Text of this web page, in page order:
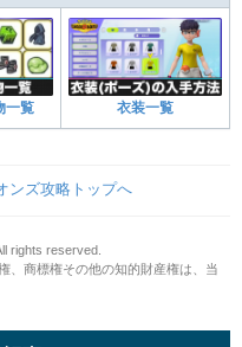
一覧
衣装一覧
ンズ攻略トップへ
rights reserved.
、商標権その他の知的財産権は、当